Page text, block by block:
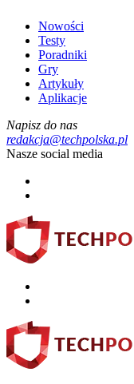
Nowości
Testy
Poradniki
Gry
Artykuły
Aplikacje
Napisz do nas
redakcja@techpolska.pl
Nasze social media